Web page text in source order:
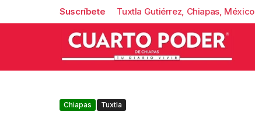
Suscríbete Tuxtla Gutiérrez, Chiapas, México
Chiapas Tuxtla